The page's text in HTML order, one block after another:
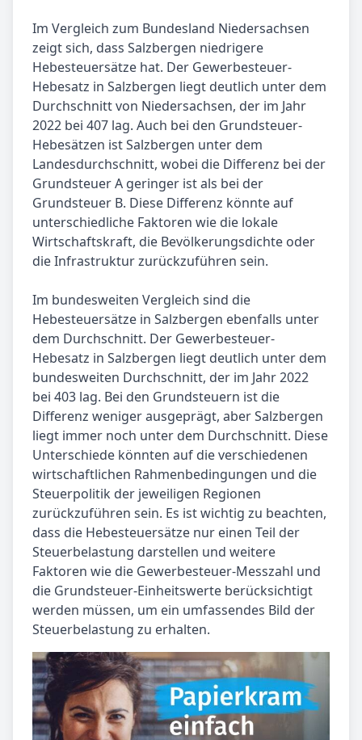
Im Vergleich zum Bundesland Niedersachsen
zeigt sich, dass Salzbergen niedrigere
Hebesteuersätze hat. Der Gewerbesteuer-
Hebesatz in Salzbergen liegt deutlich unter dem
Durchschnitt von Niedersachsen, der im Jahr
2022 bei 407 lag. Auch bei den Grundsteuer-
Hebesätzen ist Salzbergen unter dem
Landesdurchschnitt, wobei die Differenz bei der
Grundsteuer A geringer ist als bei der
Grundsteuer B. Diese Differenz könnte auf
unterschiedliche Faktoren wie die lokale
Wirtschaftskraft, die Bevölkerungsdichte oder
die Infrastruktur zurückzuführen sein.
Im bundesweiten Vergleich sind die
Hebesteuersätze in Salzbergen ebenfalls unter
dem Durchschnitt. Der Gewerbesteuer-
Hebesatz in Salzbergen liegt deutlich unter dem
bundesweiten Durchschnitt, der im Jahr 2022
bei 403 lag. Bei den Grundsteuern ist die
Differenz weniger ausgeprägt, aber Salzbergen
liegt immer noch unter dem Durchschnitt. Diese
Unterschiede könnten auf die verschiedenen
wirtschaftlichen Rahmenbedingungen und die
Steuerpolitik der jeweiligen Regionen
zurückzuführen sein. Es ist wichtig zu beachten,
dass die Hebesteuersätze nur einen Teil der
Steuerbelastung darstellen und weitere
Faktoren wie die Gewerbesteuer-Messzahl und
die Grundsteuer-Einheitswerte berücksichtigt
werden müssen, um ein umfassendes Bild der
Steuerbelastung zu erhalten.